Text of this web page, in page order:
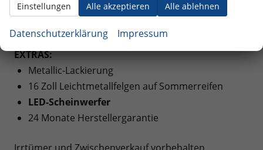
Digitaler Radioempfang, DAB+
EXTRAS:
Metallic-Lackierung
16 Zoll Leichtmetallfelgen auf Sommerreifen
LED-Scheinwerfer
24 Monate Herstellergarantie
Irrtümer und Zwischenverkauf vorbehalten
Alle akzeptieren Alle ablehnen
Einstellungen
Datenschutzerklärung Impressum